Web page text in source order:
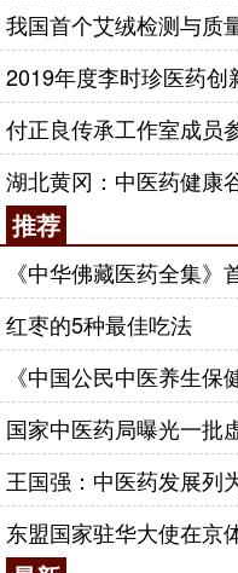
我国首个艾绒检测与质
2019年度李时珍医药创
湖北黄冈：中医药健康
推荐
《中华佛藏医药全集》
红枣的5种最佳吃法
《中国公民中医养生
国家中医药局曝光一批
王国强：中医药发展列
东盟国家驻华大使在京